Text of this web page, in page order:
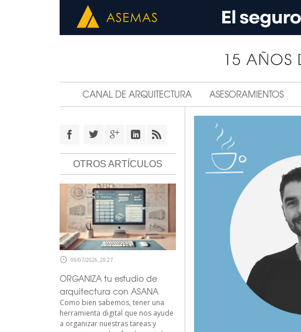
CANAL DE ARQUITECTURA ASESORAMIENTOS
OTROS ARTÍCULOS
09/07/2026, 20:27
ORGANIZA tu estudio de
arquitectura con ASANA
Como bien sabemos, tener una
herramienta digital que nos ayude
a organizar nuestras tareas y